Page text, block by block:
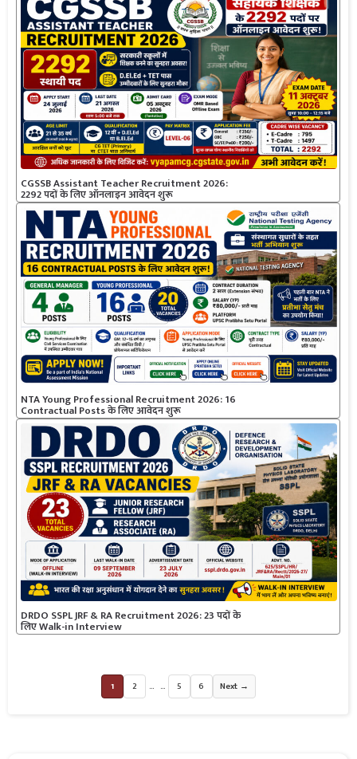
CGSSB Assistant Teacher Recruitment 2026:
2292 पदों के लिए ऑनलाइन आवेदन शुरू
NTA Young Professional Recruitment 2026: 16
Contractual Posts के लिए आवेदन शुरू
DRDO SSPL JRF & RA Recruitment 2026: 23 पदों के
लिए Walk-in Interview
1 2 … … 5 6 Next →